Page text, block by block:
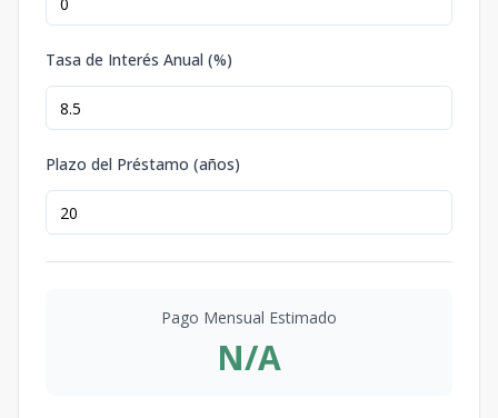
Tasa de Interés Anual (%)
Plazo del Préstamo (años)
Pago Mensual Estimado
N/A